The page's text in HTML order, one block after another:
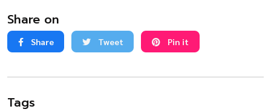
Share on
Share Tweet Pin it
Tags